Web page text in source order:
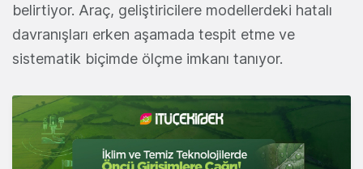
belirtiyor. Araç, geliştiricilere modellerdeki hatalı
davranışları erken aşamada tespit etme ve
sistematik biçimde ölçme imkanı tanıyor.